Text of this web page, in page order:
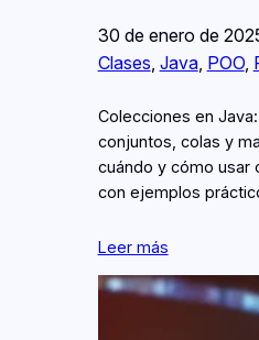
30 de enero de
Clases Java, POO,
Colecciones en
conjuntos, colas y
cuándo y cómo usar
con ejemplos
Leer más